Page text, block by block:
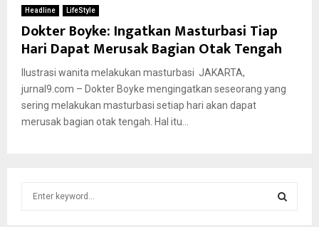
Headline LifeStyle
Dokter Boyke: Ingatkan Masturbasi Tiap
Hari Dapat Merusak Bagian Otak Tengah
Ilustrasi wanita melakukan masturbasi JAKARTA,
jurnal9.com – Dokter Boyke mengingatkan seseorang yang
sering melakukan masturbasi setiap hari akan dapat
merusak bagian otak tengah. Hal itu...